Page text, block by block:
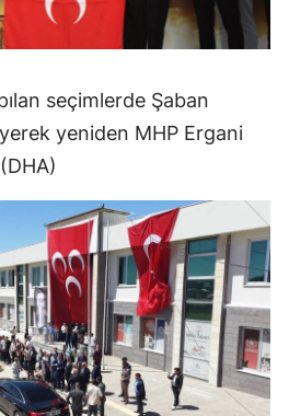
seçimlerde Şaban
yeniden MHP Ergani